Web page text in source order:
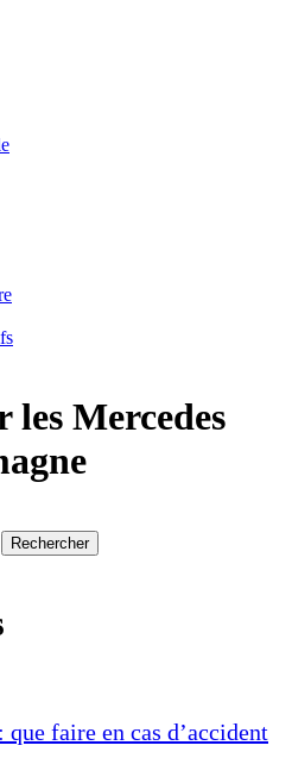
les Mercedes
Rechercher
faire en cas d’accident